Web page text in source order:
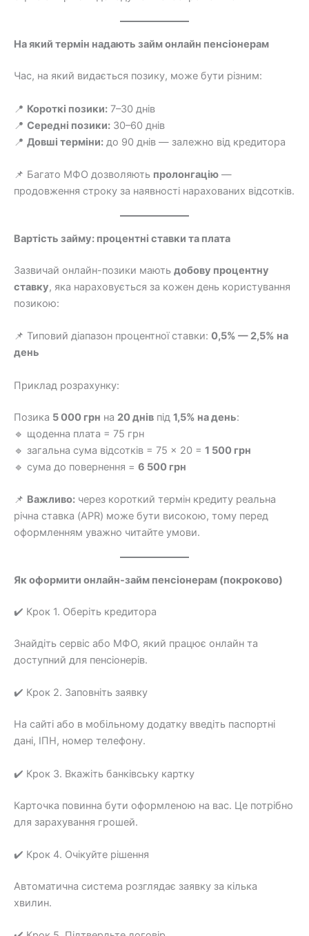
На який термін надають займ онлайн пенсіонерам
Час, на який видається позику, може бути різним:
📍 Короткі позики: 7–30 днів
📍 Середні позики: 30–60 днів
📍 Довші терміни: до 90 днів — залежно від кредитора
📌 Багато МФО дозволяють пролонгацію —
продовження строку за наявності нарахованих відсотків.
Вартість займу: процентні ставки та плата
Зазвичай онлайн-позики мають добову процентну
ставку, яка нараховується за кожен день користування
позикою:
📌 Типовий діапазон процентної ставки: 0,5% — 2,5% на
день
Приклад розрахунку:
Позика 5 000 грн на 20 днів під 1,5% на день:
🔹 щоденна плата = 75 грн
🔹 загальна сума відсотків = 75 × 20 = 1 500 грн
🔹 сума до повернення = 6 500 грн
📌 Важливо: через короткий термін кредиту реальна
річна ставка (APR) може бути високою, тому перед
оформленням уважно читайте умови.
Як оформити онлайн-займ пенсіонерам (покроково)
✔️ Крок 1. Оберіть кредитора
Знайдіть сервіс або МФО, який працює онлайн та
доступний для пенсіонерів.
✔️ Крок 2. Заповніть заявку
На сайті або в мобільному додатку введіть паспортні
дані, ІПН, номер телефону.
✔️ Крок 3. Вкажіть банківську картку
Карточка повинна бути оформленою на вас. Це потрібно
для зарахування грошей.
✔️ Крок 4. Очікуйте рішення
Автоматична система розглядає заявку за кілька
хвилин.